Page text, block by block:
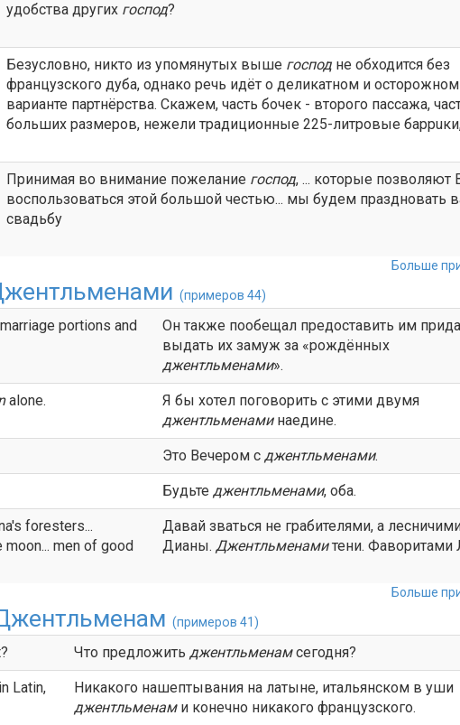
удобства других господ?
Безусловно, никто из упомянутых выше господ не обходится без
французского дуба, однако речь идёт о деликатном и осторожном
варианте партнёрства. Скажем, часть бочек - второго пассажа,
больших размеров, нежели традиционные 225-литровые баррuки,
Принимая во внимание пожелание господ, ... которые позволяют
воспользоваться этой большой честью... мы будем праздновать
свадьбу
Больше
(примеров 44)
portions and
Он также пообещал предоставить им
выдать их замуж за «рождённых
джентльменами».
alone.
Я бы хотел поговорить с этими двумя
джентльменаминаедине.
Это Вечером с джентльменами.
Будьте джентльменами, оба.
foresters...
men of good
Давай зваться не грабителями, а
Дианы. Джентльменамитени. Фаворитами
Больше
(примеров 41)
Что предложить джентльменамсегодня?
Latin,
Никакого нашептывания на латыне, итальянском в уши
джентльменами конечно никакого французского.